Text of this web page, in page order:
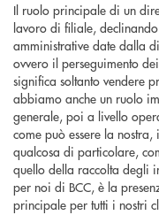
Il ruolo principale di un
lavoro di filiale,
amministrative date dalla
ovvero il perseguimento
significa soltanto vendere
abbiamo anche un ruolo
generale, poi a livello
come può essere la
qualcosa di particolare,
quello della raccolta degli
per noi di BCC, è la
principale per tutti i nostri